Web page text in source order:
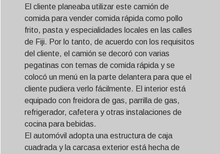
El cliente planeaba utilizar este camión de
comida para vender comida rápida como pollo
frito, pasta y especialidades locales en las calles
de Fiji. Por lo tanto, de acuerdo con los requisitos
del cliente, el camión se decoró con varias
pegatinas con temas de comida rápida y se
colocó un menú en la parte delantera para que el
cliente pudiera verlo fácilmente. El interior está
equipado con freidora de gas, parrilla de gas,
refrigerador, cafetera y otras instalaciones de
cocina para bebidas.
El automóvil adopta una estructura de caja
cuadrada y la carcasa exterior está hecha de